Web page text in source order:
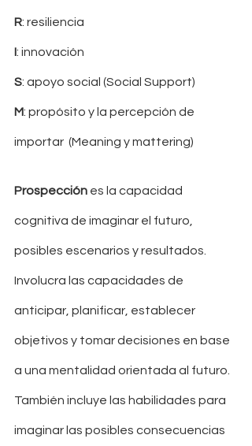
R: resiliencia
I: innovación
S: apoyo social (Social Support)
M: propósito y la percepción de
importar  (Meaning y mattering)
Prospección es la capacidad
cognitiva de imaginar el futuro,
posibles escenarios y resultados.
Involucra las capacidades de
anticipar, planificar, establecer
objetivos y tomar decisiones en base
a una mentalidad orientada al futuro.
También incluye las habilidades para
imaginar las posibles consecuencias